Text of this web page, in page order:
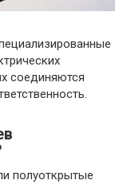
соединяются
полуоткрытые